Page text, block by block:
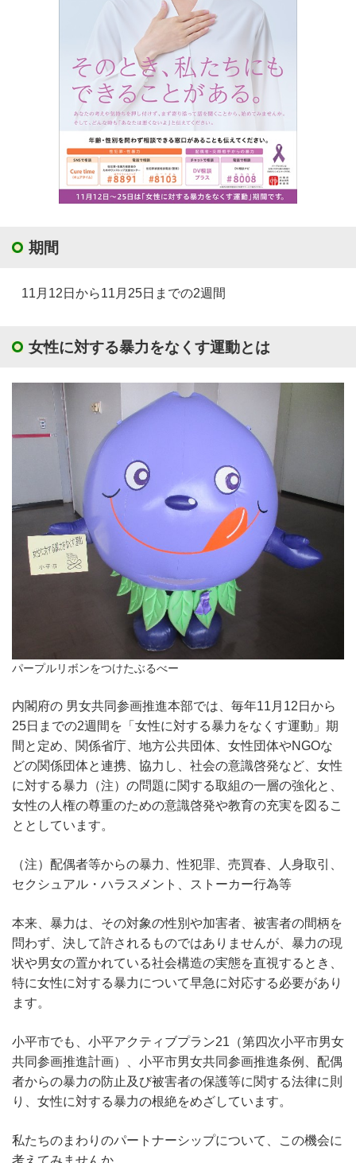
期間
11月12日から11月25日までの2週間
女性に対する暴力をなくす運動とは
パープルリボンをつけたぶるべー
内閣府の 男女共同参画推進本部では、毎年11月12日から
25日までの2週間を「女性に対する暴力をなくす運動」期
間と定め、関係省庁、地方公共団体、女性団体やNGOな
どの関係団体と連携、協力し、社会の意識啓発など、女性
に対する暴力（注）の問題に関する取組の一層の強化と、
女性の人権の尊重のための意識啓発や教育の充実を図るこ
ととしています。
（注）配偶者等からの暴力、性犯罪、売買春、人身取引、
セクシュアル・ハラスメント、ストーカー行為等
本来、暴力は、その対象の性別や加害者、被害者の間柄を
問わず、決して許されるものではありませんが、暴力の現
状や男女の置かれている社会構造の実態を直視するとき、
特に女性に対する暴力について早急に対応する必要があり
ます。
小平市でも、小平アクティブプラン21（第四次小平市男女
共同参画推進計画）、小平市男女共同参画推進条例、配偶
者からの暴力の防止及び被害者の保護等に関する法律に則
り、女性に対する暴力の根絶をめざしています。
私たちのまわりのパートナーシップについて、この機会に